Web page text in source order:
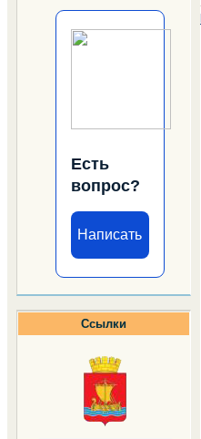
Есть
вопрос?
Написать
Ссылки